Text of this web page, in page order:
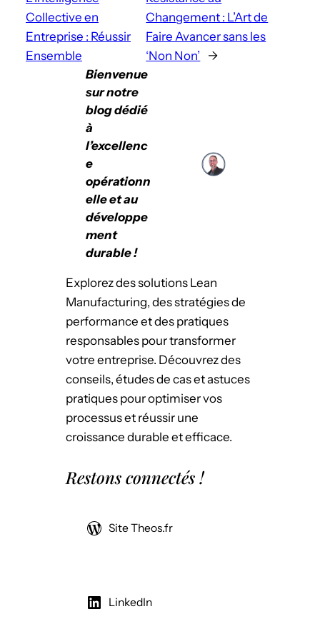
Collective en
Entreprise : Réussir
Ensemble
Changement : L’Art de
Faire Avancer sans les
‘Non Non’
→
Bienvenue
sur notre
blog dédié
à
l’excellenc
e
opérationn
elle et au
développe
ment
durable !
Explorez des solutions Lean
Manufacturing, des stratégies de
performance et des pratiques
responsables pour transformer
votre entreprise. Découvrez des
conseils, études de cas et astuces
pratiques pour optimiser vos
processus et réussir une
croissance durable et efficace.
Restons connectés !
Site Theos.fr
LinkedIn